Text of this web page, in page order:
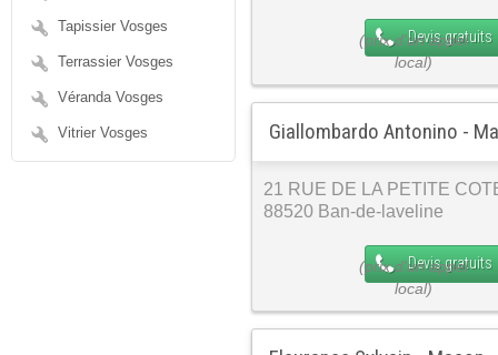
Tapissier Vosges
Terrassier Vosges
Véranda Vosges
Vitrier Vosges
Devis gratuits
Giallombardo Antonino -
21 RUE DE LA PETITE
88520 Ban-de-laveline
Devis gratuits